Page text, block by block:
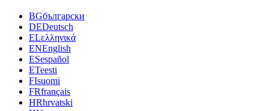
BGбългарски
DEDeutsch
ELελληνικά
ENEnglish
ESespañol
ETeesti
FIsuomi
FRfrançais
HRhrvatski